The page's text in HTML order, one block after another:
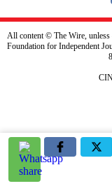
All content © The Wire, unless
Foundation for Independent